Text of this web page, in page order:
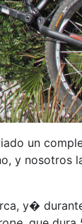
un
y nosotros
y�